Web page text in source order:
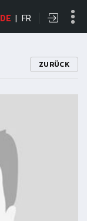
DE | FR
ZURÜCK